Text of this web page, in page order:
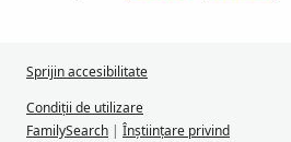
Sprijin accesibilitate
Condiții de utilizare
FamilySearch | Înștiințare privind